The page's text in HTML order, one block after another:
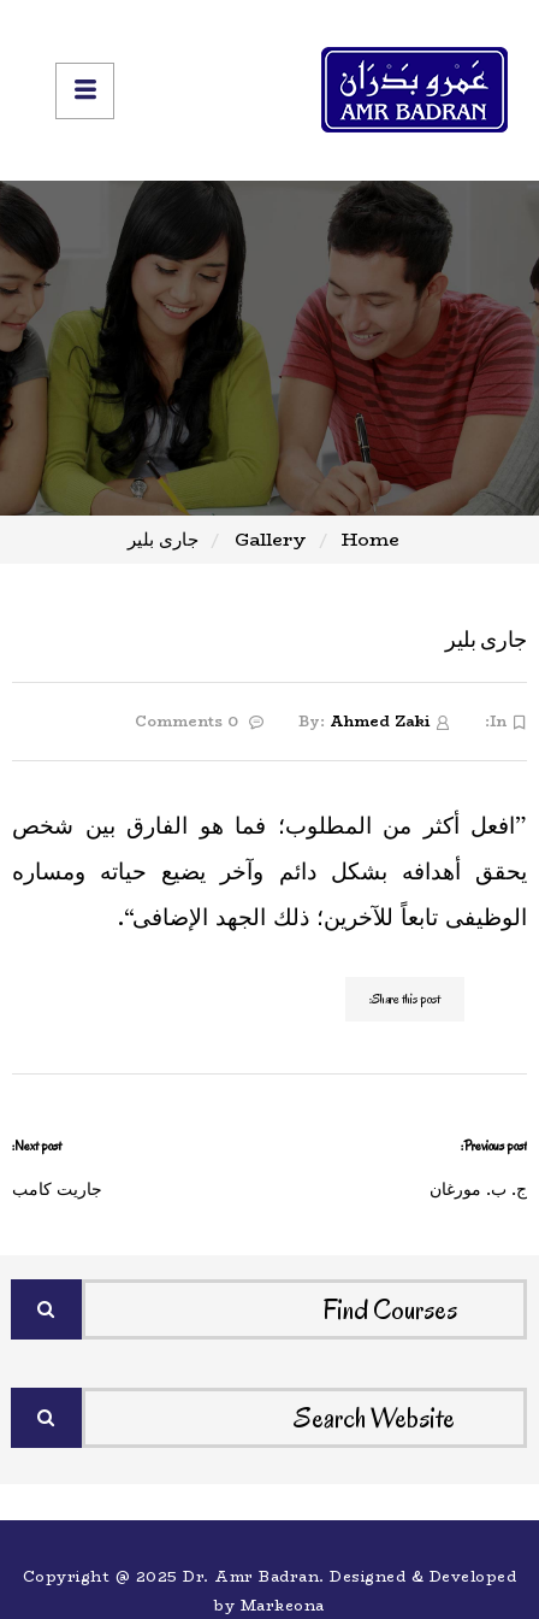
Home
Gallery جارى بلير
جارى بلير
In:
By: Ahmed Zaki
”افعل أكثر من المطلوب؛ فما هو الفارق بين شخص
يحقق أهدافه بشكل دائم وآخر يضيع حياته ومساره
الوظيفى تابعاً للآخرين؛ ذلك الجهد الإضافى“.
Share this post:
Previous post:
ج. ب. مورغان
Next post:
جاريت كامب
Copyright @ 2025 Dr. Amr Badran. Designed & Developed
by Markeona